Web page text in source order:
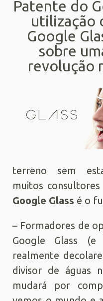
Patente do
utilização
Google
sobre
revolução
terreno sem
muitos
Google Glass é o
– Formadores de
Google Glass (e
realmente
divisor de águas
mudará por